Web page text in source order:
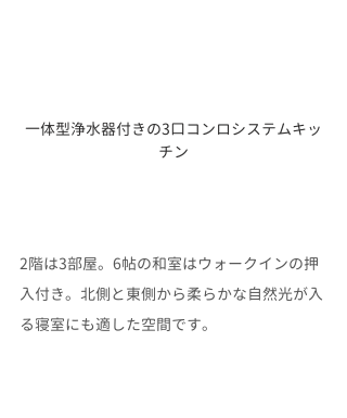
一体型浄水器付きの3口コンロシステムキッ
チン
2階は3部屋。6帖の和室はウォークインの押
入付き。北側と東側から柔らかな自然光が入
る寝室にも適した空間です。